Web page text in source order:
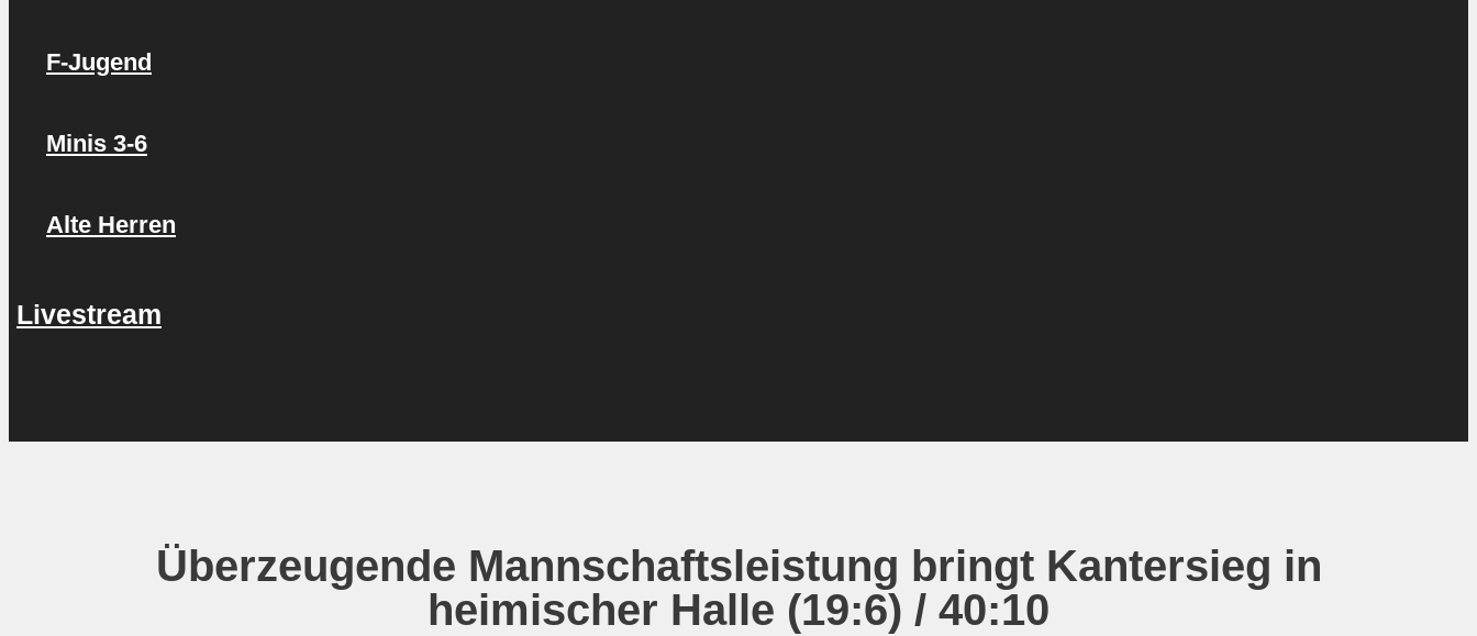
F-Jugend
Minis 3-6
Alte Herren
Livestream
Überzeugende Mannschaftsleistung bringt Kantersieg in
heimischer Halle (19:6) / 40:10